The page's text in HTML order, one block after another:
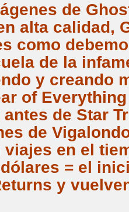
de
alta calidad,
como
de la
y creando
of
de Star
de
en el
= el
y